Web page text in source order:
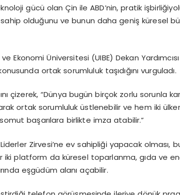
gücü olan Çin ile ABD’nin, pratik
olduğunu ve bunun daha geniş küresel
Ekonomi Üniversitesi (UIBE) Dekan
ortak sorumluluk taşıdığını vurguladı.
çizerek, “Dünya bugün birçok zorlu sorunla
ortak sorumluluk üstlenebilir ve hem iki
başarılara birlikte imza atabilir.”
Liderler Zirvesi’ne ev sahipliği yapacak olması,
iki platform da küresel toparlanma, gıda ve
eşgüdüm alanı açabilir.